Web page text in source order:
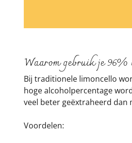
Waarom gebruik je
Bij traditionele limoncello
hoge alcoholpercentage
veel beter geëxtraheerd dan
Voordelen: